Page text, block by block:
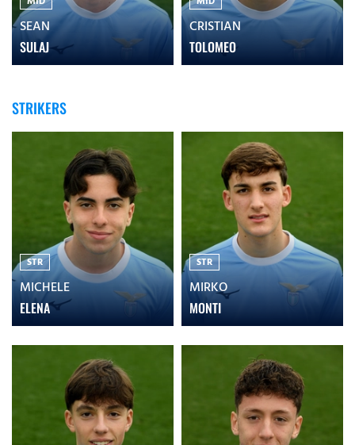
SEAN
SULAJ
CRISTIAN
TOLOMEO
STRIKERS
STR
MICHELE
ELENA
STR
MIRKO
MONTI